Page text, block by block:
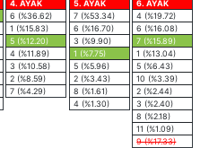
4. AYAK
6 (%36.62)
1 (%15.83)
5 (%12.20)
4 (%11.89)
3 (%10.58)
2 (%8.59)
7 (%4.29)
5. AYAK
7 (%53.34)
6 (%16.70)
3 (%9.90)
1 (%7.75)
5 (%5.96)
2 (%3.43)
8 (%1.61)
4 (%1.30)
6. AYAK
4 (%19.72)
6 (%16.08)
7 (%15.89)
1 (%13.04)
5 (%6.43)
10 (%3.39)
2 (%2.44)
3 (%2.40)
8 (%2.18)
11 (%1.09)
9 (%17.33)